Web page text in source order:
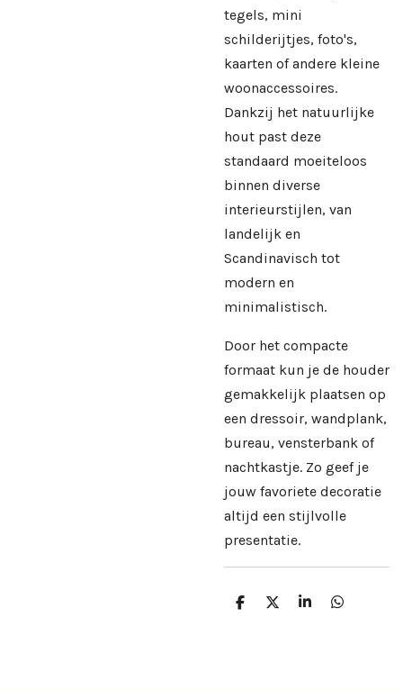
tegels, mini
schilderijtjes, foto's,
kaarten of andere kleine
woonaccessoires.
Dankzij het natuurlijke
hout past deze
standaard moeiteloos
binnen diverse
interieurstijlen, van
landelijk en
Scandinavisch tot
modern en
minimalistisch.
Door het compacte
formaat kun je de houder
gemakkelijk plaatsen op
een dressoir, wandplank,
bureau, vensterbank of
nachtkastje. Zo geef je
jouw favoriete decoratie
altijd een stijlvolle
presentatie.
D
D
S
D